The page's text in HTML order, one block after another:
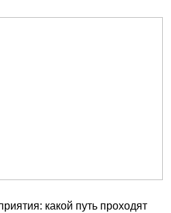
какой путь проходят